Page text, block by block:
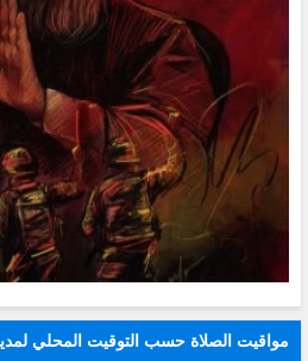
مواقيت الصلاة حسب التوقيت المحلي